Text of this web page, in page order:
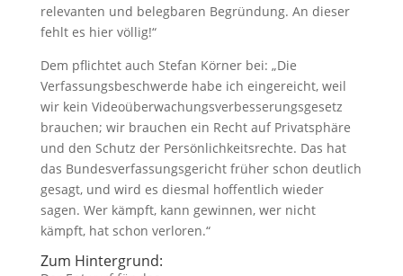
relevanten und belegbaren Begründung. An dieser
fehlt es hier völlig!“
Dem pflichtet auch Stefan Körner bei: „Die
Verfassungsbeschwerde habe ich eingereicht, weil
wir kein Videoüberwachungsverbesserungsgesetz
brauchen; wir brauchen ein Recht auf Privatsphäre
und den Schutz der Persönlichkeitsrechte. Das hat
das Bundesverfassungsgericht früher schon deutlich
gesagt, und wird es diesmal hoffentlich wieder
sagen. Wer kämpft, kann gewinnen, wer nicht
kämpft, hat schon verloren.“
Zum Hintergrund: